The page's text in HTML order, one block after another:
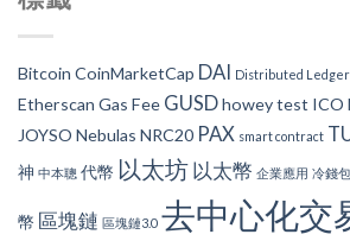
Bitcoin CoinMarketCap DAI Distributed Ledger
Etherscan Gas Fee GUSDhowey test ICO
JOYSO Nebulas NRC20 PAX smart contract
神 中本聰 代幣 以太坊 以太幣 企業應用 冷錢包
幣 區塊鏈 區塊鏈3.0 去中心化交